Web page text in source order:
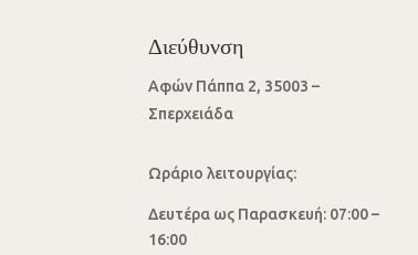
Διεύθυνση
Αφών Πάππα 2, 35003 –
Σπερχειάδα
Ωράριο λειτουργίας:
Δευτέρα ως Παρασκευή: 07:00 –
16:00